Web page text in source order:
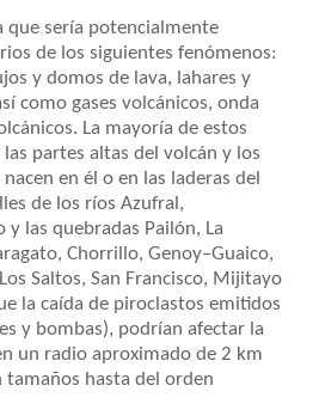
que sería potencialmente
de los siguientes fenómenos:
y domos de lava, lahares y
como gases volcánicos, onda
La mayoría de estos
partes altas del volcán y los
en él o en las laderas del
de los ríos Azufral,
y las quebradas Pailón, La
Chorrillo, Genoy–Guaico,
Saltos, San Francisco, Mijitayo
la caída de piroclastos emitidos
y bombas), podrían afectar la
un radio aproximado de 2 km
tamaños hasta del orden